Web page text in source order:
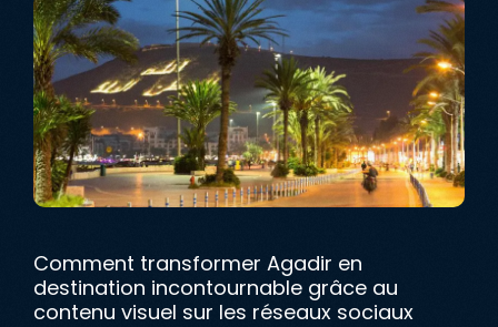
Comment transformer Agadir en
destination incontournable grâce au
contenu visuel sur les réseaux sociaux